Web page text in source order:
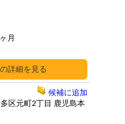
詳細
ヶ月
多区元町2丁目
鹿児島本
候補に追加